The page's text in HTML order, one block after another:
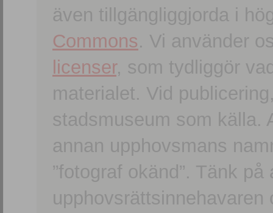
även tillgängliggjorda i
Commons. Vi använder
licenser, som tydliggör
materialet. Vid
stadsmuseum som källa.
annan upphovsmans
”fotograf okänd”. Tänk